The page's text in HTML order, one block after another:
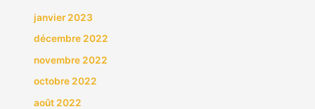
janvier 2023
décembre 2022
novembre 2022
octobre 2022
août 2022